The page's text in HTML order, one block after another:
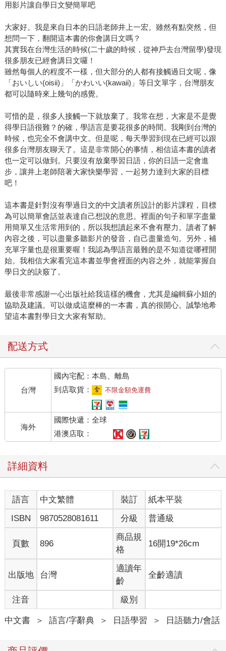
用影片讓自學日文變簡單吧
大家好。我是來自日本的日語老師井上一宏。雖然有點突然，但
想問一下，翻開這本書的你會講日文嗎？
其實我在台灣生活的時候(二十歲的時候，從神戶去台灣留學)發現
很多朋友已經會講日文囉！
雖然每個人的程度不一樣，但大部分的人都有接觸過日文呢，像
「おいしい(oisii)」「かわいい(kawaii)」等日文單字，台灣朋友
都可以隨時來上幾句的感覺。
可惜的是，很多人接觸一下就放棄了。我常在想，大家是不是覺
得學日語很難？的確，學語言是要花很多的時間。我剛到台灣的
時候，也完全不會講中文。但是呢，每天學習到現在已經可以跟
很多台灣朋友聊天了。這是非常開心的事情，相信這本書的讀者
也一定可以做到。只要沒有放棄學習日語，你的日語一定會進
步，讓井上老師陪著大家快樂學習，一起努力達到大家的目標
吧！
這本書是針對沒有學過日文的中文讀者所設計的影片課程，目標
為可以簡單會話並表達自己想說的意思。裡面的句子和單字盡量
用簡單又生活常用到的，所以我想讀起來不會有壓力。讀者了解
內容之後，可以盡量多聽影片的發音，自己盡量造句。另外，補
充單字量也是很重要喔！我認為學語言最難的是不知道從哪裡開
始。我相信大家看完這本書並學會裡面的內容之外，就能掌握自
學日文的訣竅了。
最後非常感謝一心出版社給我這樣的機會，尤其是編輯蘇小姐的
協助及建議。可以做成這麼棒的一本書，真的很開心。誠摯地希
望這本書對學日文大家有幫助。
配送方式
台灣
國內宅配：本島、離島
到店取貨：
不限金額免運費
海外
國際快遞：全球
港澳店取：
詳細資料
語言 中文繁體 裝訂
紙本平裝
ISBN
9870528081611 分級 普通級
頁數 896
商品規
格
16開19*26cm
出版地 台灣
適讀年
齡
全齡適讀
注音 級別
中文書 ＞ 語言/字辭典 ＞ 日語學習 ＞ 日語聽力/會話